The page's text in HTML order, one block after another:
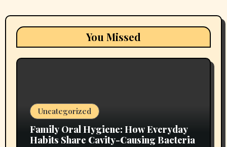
You Missed
Uncategorized
Family Oral Hygiene: How Everyday
Habits Share Cavity-Causing Bacteria